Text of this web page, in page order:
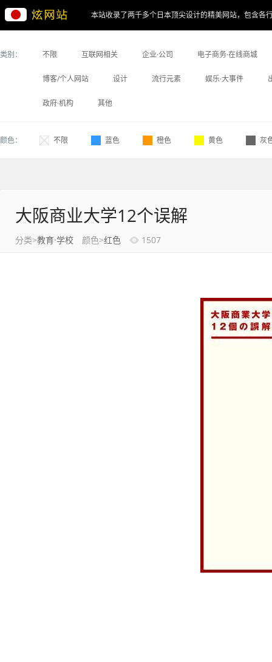
本站收录了两千多个日本顶尖设计的精美网站，包含各
类别： 不限 互联网相关 企业·公司 电子商务·在线商城
博客/个人网站 设计 流行元素 娱乐·大事件
政府·机构 其他
颜色： 不限 蓝色 橙色 黄色 灰
大阪商业大学12个误解
分类>教育·学校 颜色>红色 1507